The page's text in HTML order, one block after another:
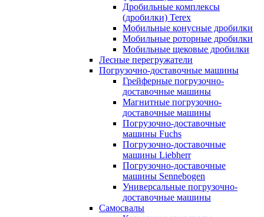
Дробильные комплексы
(дробилки) Terex
Мобильные конусные дробилки
Мобильные роторные дробилки
Мобильные щековые дробилки
Лесные перегружатели
Погрузочно-доставочные машины
Грейферные погрузочно-
доставочные машины
Магнитные погрузочно-
доставочные машины
Погрузочно-доставочные
машины Fuchs
Погрузочно-доставочные
машины Liebherr
Погрузочно-доставочные
машины Sennebogen
Универсальные погрузочно-
доставочные машины
Самосвалы